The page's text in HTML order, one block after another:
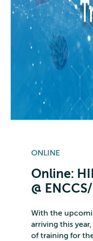
ONLINE
Online:
@
With the
arriving this
of training for